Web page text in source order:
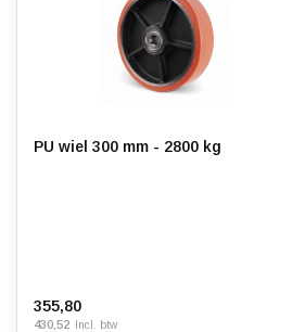
PU wiel 300 mm - 2800 kg
355,80
430,52 Incl. btw